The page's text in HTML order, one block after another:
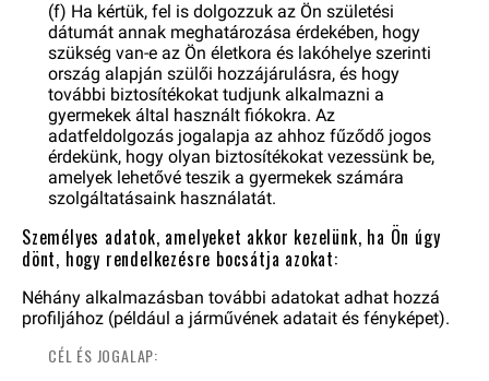
(f) Ha kértük, fel is dolgozzuk az Ön születési
dátumát annak meghatározása érdekében, hogy
szükség van-e az Ön életkora és lakóhelye szerinti
ország alapján szülői hozzájárulásra, és hogy
további biztosítékokat tudjunk alkalmazni a
gyermekek által használt fiókokra. Az
adatfeldolgozás jogalapja az ahhoz fűződő jogos
érdekünk, hogy olyan biztosítékokat vezessünk be,
amelyek lehetővé teszik a gyermekek számára
szolgáltatásaink használatát.
Személyes adatok, amelyeket akkor kezelünk, ha Ön úgy
dönt, hogy rendelkezésre bocsátja azokat:
Néhány alkalmazásban további adatokat adhat hozzá
profiljához (például a járművének adatait és fényképet).
CÉL ÉS JOGALAP: